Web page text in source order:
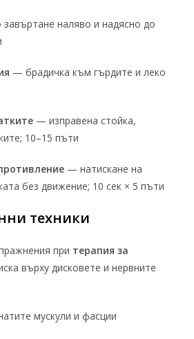
наляво и надясно до
— брадичка към гърдите и леко
— изправена стойка,
10–15 пъти
— натискане на
без движение; 10 сек × 5 пъти
техники
при терапия за
върху дисковете и нервните
мускули и фасции